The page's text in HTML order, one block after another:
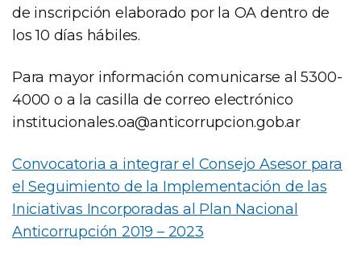
de inscripción elaborado por la OA dentro de
los 10 días hábiles.
Para mayor información comunicarse al 5300-
4000 o a la casilla de correo electrónico
institucionales.oa@anticorrupcion.gob.ar
Convocatoria a integrar el Consejo Asesor para
el Seguimiento de la Implementación de las
Iniciativas Incorporadas al Plan Nacional
Anticorrupción 2019 – 2023